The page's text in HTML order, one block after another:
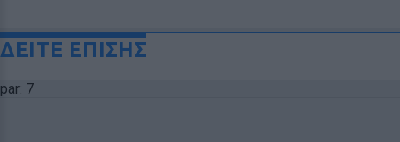
ΔΕΙΤΕ ΕΠΙΣΗΣ
par: 7